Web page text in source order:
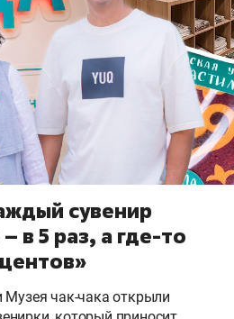
сувенир
в 5 раз, а где-то
Музея чак-чака открыли